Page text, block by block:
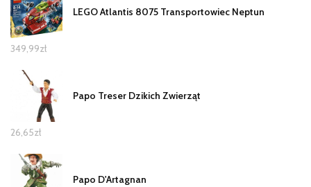
LEGO Atlantis 8075 Transportowiec Neptun
349,99zł
Papo Treser Dzikich Zwierząt
26,65zł
Papo D'Artagnan